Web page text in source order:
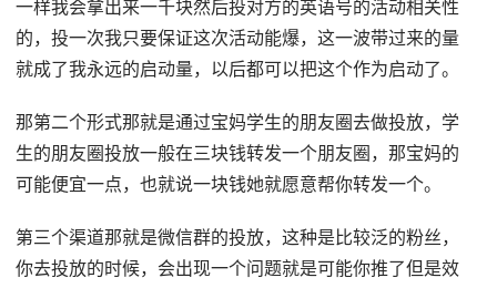
一样我会拿出来一千块然后投对方的英语号的活动相关性
的，投一次我只要保证这次活动能爆，这一波带过来的量
就成了我永远的启动量，以后都可以把这个作为启动了。
那第二个形式那就是通过宝妈学生的朋友圈去做投放，学
生的朋友圈投放一般在三块钱转发一个朋友圈，那宝妈的
可能便宜一点，也就说一块钱她就愿意帮你转发一个。
第三个渠道那就是微信群的投放，这种是比较泛的粉丝，
你去投放的时候，会出现一个问题就是可能你推了但是效